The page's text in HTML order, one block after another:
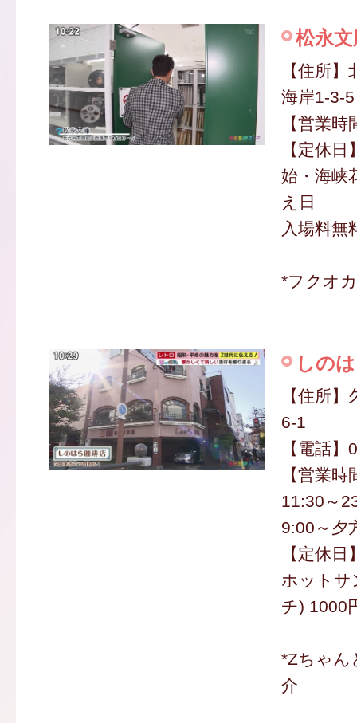
松永文
【住所
海岸1-3-5
【営業
【定休
始・海峡
え日
入場料無
*フクオ
しの
【住所
6-1
【電話
【営業
11:30～
9:00～夕
【定休
ホットサ
チ) 1000
*Zちゃん
介